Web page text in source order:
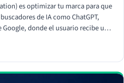
es optimizar tu marca para que
de IA como ChatGPT,
donde el usuario recibe una
de terceros y demostrar
porque la IA ya decide a quién